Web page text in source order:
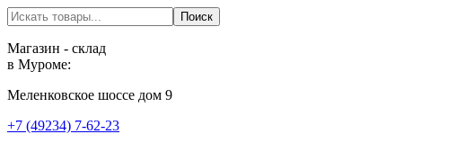
Поиск Поиск
Магазин - склад
в Муроме:
Меленковское шоссе дом 9
+7 (49234) 7-62-23